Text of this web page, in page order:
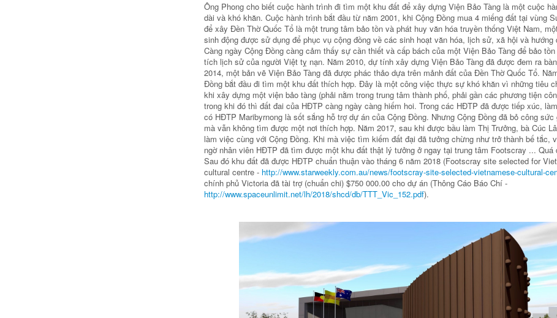
Ông Phong cho biết cuộc hành trình đi tìm một khu đất để xây dựng Viện Bảo Tàng là một cuộc
dài và khó khăn. Cuộc hành trình bắt đầu từ năm 2001, khi Cộng Đồng mua 4 miếng đất tại vùng
để xây Đền Thờ Quốc Tổ là một trung tâm bảo tồn và phát huy văn hóa truyền thống Việt Nam,
sinh động được sử dụng để phục vụ cộng đồng về các sinh hoạt văn hóa, lịch sử, xã hội và hướng
Càng ngày Cộng Đồng càng cảm thấy sự cần thiết và cấp bách của một Viện Bảo Tàng để bảo
tích lịch sử của người Việt tỵ nạn. Năm 2010, dự tính xây dựng Viện Bảo Tàng đã được đem ra
2014, một bản vẽ Viện Bảo Tàng đã được phác thảo dựa trên mảnh đất của Đền Thờ Quốc Tổ.
Đồng bắt đầu đi tìm một khu đất thích hợp. Đây là một công việc thực sự khó khăn vì những tiêu
khi xây dựng một viện bảo tàng (phải nằm trong trung tâm thành phố, phải gần các phương tiện
trong khi đó thì đất đai của HĐTP càng ngày càng hiếm hoi. Trong các HĐTP đã được tiếp xúc,
có HĐTP Maribyrnong là sốt sắng hỗ trợ dự án của Cộng Đồng. Nhưng Cộng Đồng đã bỏ công sức
mà vẫn không tìm được một nơi thích hợp. Năm 2017, sau khi được bầu làm Thị Trưởng, bà Cúc
làm việc cùng với Cộng Đồng. Khi mà việc tìm kiếm đất đại đã tưởng chừng như trở thành bế tắc,
ngờ nhân viên HĐTP đã tìm được một khu đất thật lý tưởng ở ngay tại trung tâm Footscray ... Quá
Sau đó khu đất đã được HĐTP chuẩn thuận vào tháng 6 năm 2018 (Footscray site selected for
cultural centre - http://www.starweekly.com.au/news/footscray-site-selected-vietnamese-cultural-
chính phủ Victoria đã tài trợ (chuẩn chi) $750 000.00 cho dự án (Thông Cáo Báo Chí -
http://www.spaceunlimit.net/lh/2018/shcd/db/TTT_Vic_152.pdf).